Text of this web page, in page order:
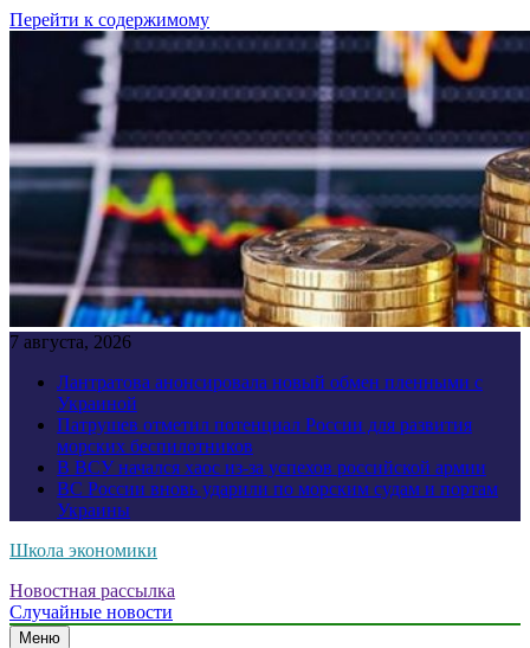
Перейти к содержимому
7 августа, 2026
Лантратова анонсировала новый обмен пленными с
Украиной
Патрушев отметил потенциал России для развития
морских беспилотников
В ВСУ начался хаос из-за успехов российской армии
ВС России вновь ударили по морским судам и портам
Украины
Школа экономики
Новостная рассылка
Случайные новости
Меню